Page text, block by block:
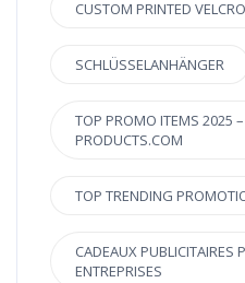
CUSTOM PRINTED
SCHLÜSSELANHÄNGER
TOP PROMO ITEMS 2025
PRODUCTS.COM
TOP TRENDING
CADEAUX PUBLICITAIRES
ENTREPRISES